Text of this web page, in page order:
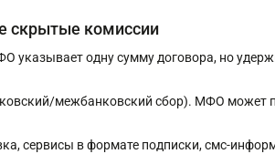
скрытые комиссии
указывает одну сумму договора, но
межбанковский сбор). МФО может
сервисы в формате подписки, смс-